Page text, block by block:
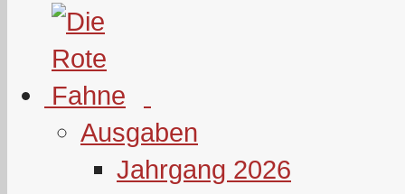
Ausgaben
Jahrgang 2026